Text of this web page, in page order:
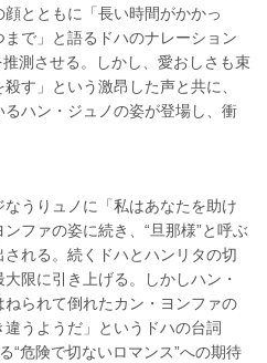
とともに「長い時間がかかっ
で」と語るドハのナレーション
測させる。しかし、愛おしさも束
す」という激昂した声と共に、
ハン・ジュノの姿が登場し、衝
うりュノに「私はあなたを助け
ファの姿に続き、“旦那様”と呼ぶ
れる。続くドハとハンリタの切
限に引き上げる。しかしハン・
られて倒れたカン・ヨンファの
うようだ」というドハの台詞
“危険で切ないロマンス”への期待